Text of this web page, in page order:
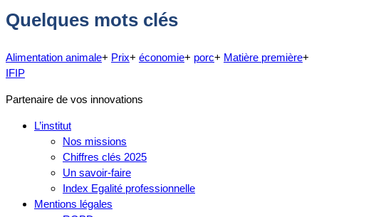
Quelques mots clés
Alimentation animale+ Prix+ économie+ porc+ Matière première+
IFIP
Partenaire de vos innovations
L’institut
Nos missions
Chiffres clés 2025
Un savoir-faire
Index Egalité professionnelle
Mentions légales